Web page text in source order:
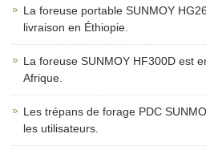
La foreuse portable SUNMOY
livraison en Éthiopie.
La foreuse SUNMOY HF300D est
Afrique.
Les trépans de forage PDC
les utilisateurs.